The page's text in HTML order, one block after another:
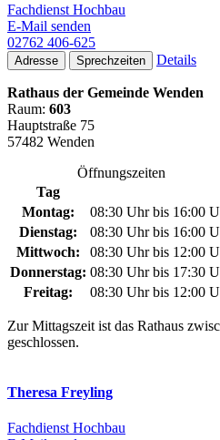
Fachdienst Hochbau
E-Mail senden
02762 406-625
Adresse Sprechzeiten Details
Rathaus der Gemeinde Wenden
Raum: 603
Hauptstraße 75
57482 Wenden
Öffnungszeiten
Tag
Montag:
08:30 Uhr bis 16:00
Dienstag:
08:30 Uhr bis 16:00
Mittwoch:
08:30 Uhr bis 12:00
Donnerstag: 08:30 Uhr bis 17:30
Freitag:
08:30 Uhr bis 12:00
Zur Mittagszeit ist das Rathaus
geschlossen.
Theresa Freyling
Fachdienst Hochbau